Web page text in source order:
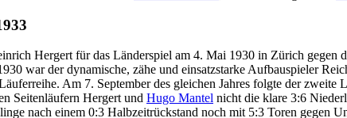
Hergert für das Länderspiel am 4. Mai 1930 in Zürich
war der dynamische, zähe und einsatzstarke Aufbauspieler
Am 7. September des gleichen Jahres folgte der
Seitenläufern Hergert und Hugo Mantel nicht die klare 3:6
nach einem 0:3 Halbzeitrückstand noch mit 5:3 Toren gegen